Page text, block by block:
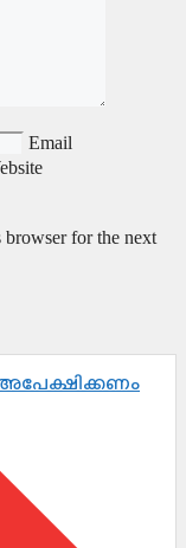
Email
browser for the next
അപേക്ഷിക്കണം